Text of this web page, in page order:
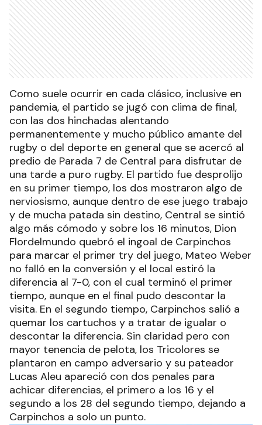
Como suele ocurrir en cada clásico, inclusive en
pandemia, el partido se jugó con clima de final,
con las dos hinchadas alentando
permanentemente y mucho público amante del
rugby o del deporte en general que se acercó al
predio de Parada 7 de Central para disfrutar de
una tarde a puro rugby. El partido fue desprolijo
en su primer tiempo, los dos mostraron algo de
nerviosismo, aunque dentro de ese juego trabajo
y de mucha patada sin destino, Central se sintió
algo más cómodo y sobre los 16 minutos, Dion
Flordelmundo quebró el ingoal de Carpinchos
para marcar el primer try del juego, Mateo Weber
no falló en la conversión y el local estiró la
diferencia al 7-0, con el cual terminó el primer
tiempo, aunque en el final pudo descontar la
visita. En el segundo tiempo, Carpinchos salió a
quemar los cartuchos y a tratar de igualar o
descontar la diferencia. Sin claridad pero con
mayor tenencia de pelota, los Tricolores se
plantaron en campo adversario y su pateador
Lucas Aleu apareció con dos penales para
achicar diferencias, el primero a los 16 y el
segundo a los 28 del segundo tiempo, dejando a
Carpinchos a solo un punto.